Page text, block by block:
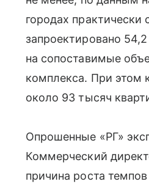
городах практически
запроектировано
на сопоставимые
комплекса. При этом
около 93 тысяч
Опрошенные «РГ»
Коммерческий
причина роста